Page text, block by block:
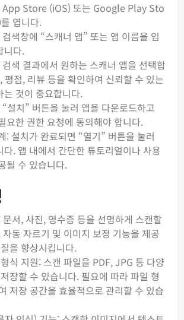
App Store (iOS) 또는 Google Play Sto
엽니다.
색창에 “스캐너 앱” 또는 앱 이름을 입
니다.
색 결과에서 원하는 스캐너 앱을 선택합
평점, 리뷰 등을 확인하여 신뢰할 수 있는
는 것이 중요합니다.
설치” 버튼을 눌러 앱을 다운로드하고
요한 권한 요청에 동의해야 합니다.
: 설치가 완료되면 “열기” 버튼을 눌러
다. 앱 내에서 간단한 튜토리얼이나 사용
될 수 있습니다.
서, 사진, 영수증 등을 선명하게 스캔할
동 자르기 및 이미지 보정 기능을 제공
을 향상시킵니다.
식 지원: 스캔 파일을 PDF, JPG 등 다양
장할 수 있습니다. 필요에 따라 파일 형
저장 공간을 효율적으로 관리할 수 있습